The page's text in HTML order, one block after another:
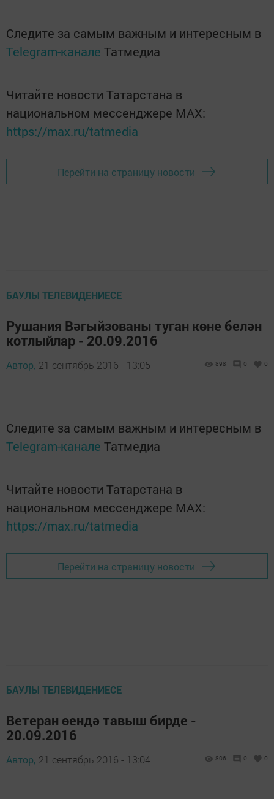
Следите за самым важным и интересным в
Telegram-канале Татмедиа
Читайте новости Татарстана в
национальном мессенджере MАХ:
https://max.ru/tatmedia
Перейти на страницу новости
БАУЛЫ ТЕЛЕВИДЕНИЕСЕ
Рушания Вәгыйзованы туган көне белән
котлыйлар - 20.09.2016
Автор, 21 сентябрь 2016 - 13:05 898 0 0
Следите за самым важным и интересным в
Telegram-канале Татмедиа
Читайте новости Татарстана в
национальном мессенджере MАХ:
https://max.ru/tatmedia
Перейти на страницу новости
БАУЛЫ ТЕЛЕВИДЕНИЕСЕ
Ветеран өендә тавыш бирде -
20.09.2016
Автор, 21 сентябрь 2016 - 13:04 806 0 0